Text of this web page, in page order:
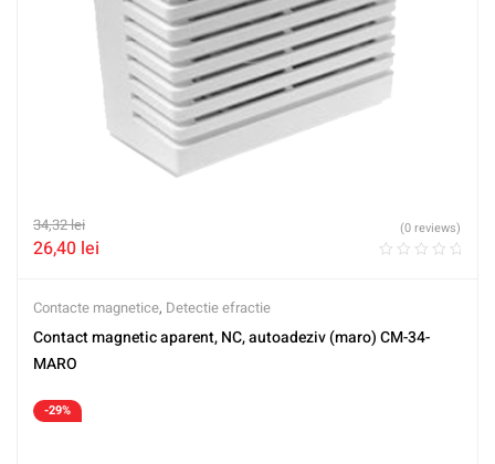
34,32lei
26,40 lei
(0 reviews)
Contacte magnetice, Detectie efractie
Contact magnetic aparent, NC, autoadeziv (maro) CM-34-
MARO
-29%